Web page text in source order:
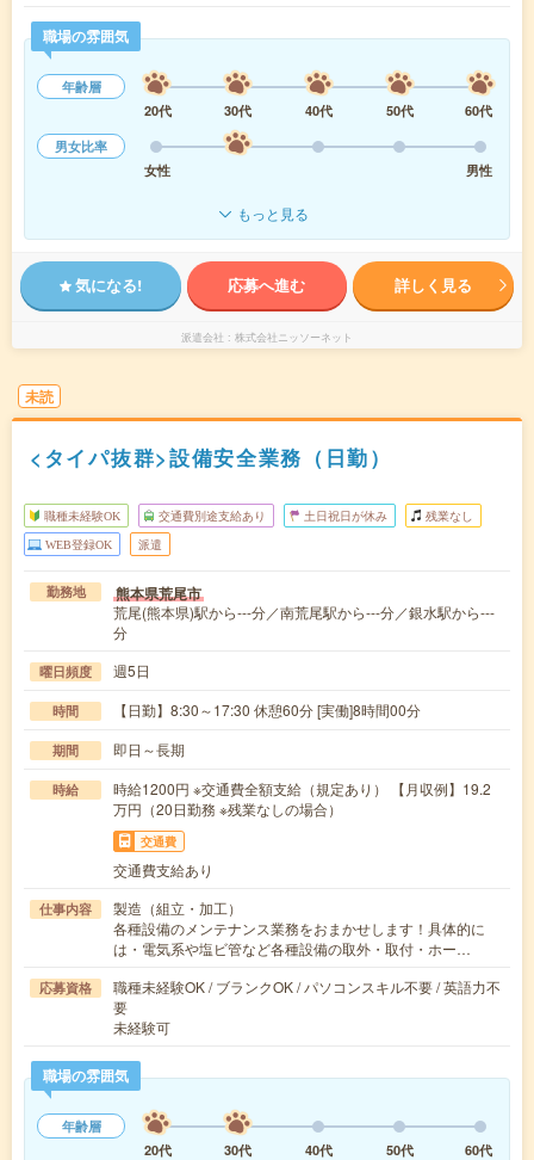
職場の雰囲気
年齢層
20代
30代 40代 50代
60代
男女比率
女性
男性
もっと見る
気になる! 応募へ進む 詳しく見る
派遣会社 株式会社ニッソーネット
未読
<タイパ抜群>設備安全業務（日勤）
職種未経験OK 交通費別途支給あり 土日祝日が休み 残業なし
WEB登録OK 派遣
勤務地 熊本県荒尾市
荒尾(熊本県)駅から---分／南荒尾駅から---分／銀水駅から---
分
曜日頻度 週5日
時間 【日勤】8:30～17:30 休憩60分 [実働]8時間00分
期間 即日～長期
時給
時給1200円 ※交通費全額支給（規定あり） 【月収例】19.2
万円（20日勤務 ※残業なしの場合）
交通費
交通費支給あり
仕事内容
製造（組立・加工）
各種設備のメンテナンス業務をおまかせします！具体的に
は・電気系や塩ビ管など各種設備の取外・取付・ホー…
応募資格
職種未経験OK / ブランクOK / パソコンスキル不要 / 英語力不
要
未経験可
職場の雰囲気
年齢層
20代
30代 40代 50代
60代